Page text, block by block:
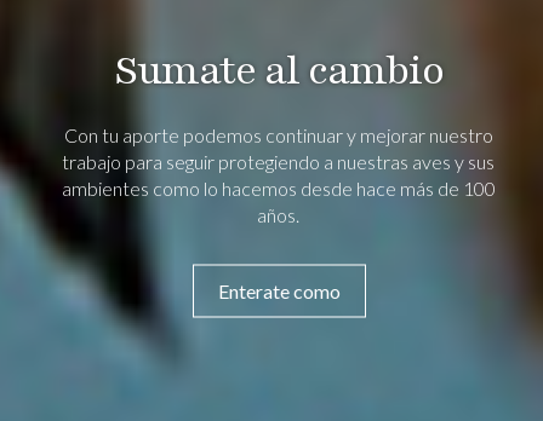
Sumate al cambio
Con tu aporte podemos continuar y mejorar nuestro
trabajo para seguir protegiendo a nuestras aves y sus
ambientes como lo hacemos desde hace más de 100
años.
Enterate como